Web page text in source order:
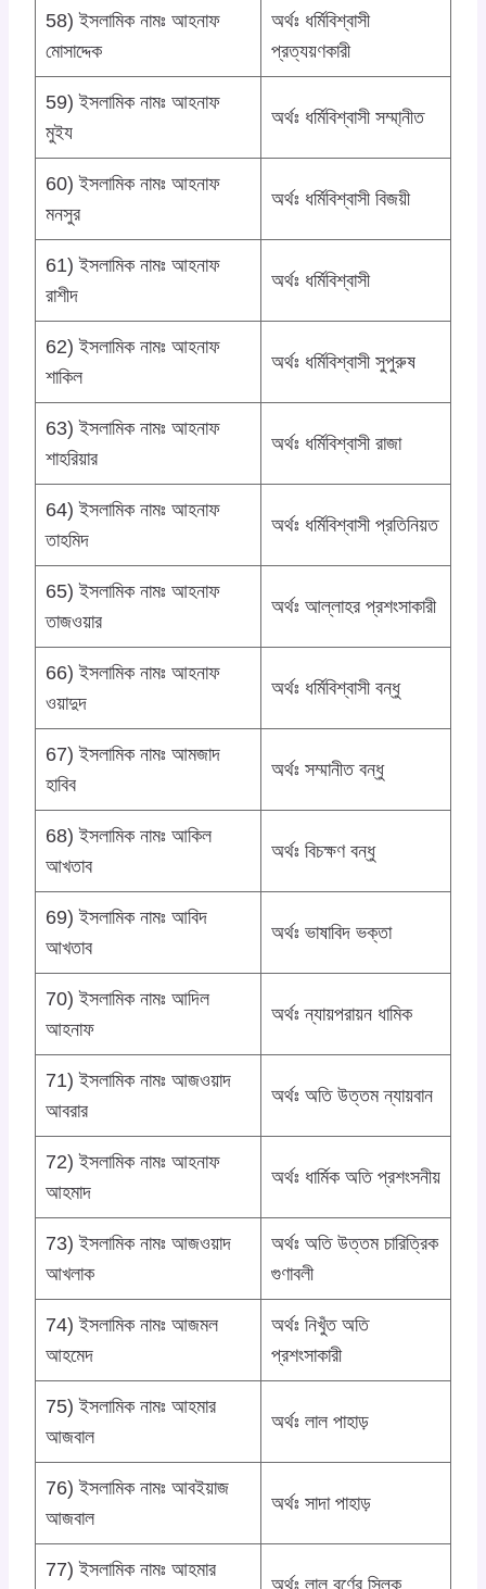
58) ইসলামিক নামঃ আহনাফ
মোসাদ্দেক
অর্থঃ ধর্মিবিশ্বাসী
প্রত্যয়ণকারী
59) ইসলামিক নামঃ আহনাফ
মুইয
অর্থঃ ধর্মিবিশ্বাসী সম্মা্নীত
60) ইসলামিক নামঃ আহনাফ
মনসুর
অর্থঃ ধর্মিবিশ্বাসী বিজয়ী
61) ইসলামিক নামঃ আহনাফ
রাশীদ
অর্থঃ ধর্মিবিশ্বাসী
62) ইসলামিক নামঃ আহনাফ
শাকিল
অর্থঃ ধর্মিবিশ্বাসী সুপুরুষ
63) ইসলামিক নামঃ আহনাফ
শাহরিয়ার
অর্থঃ ধর্মিবিশ্বাসী রাজা
64) ইসলামিক নামঃ আহনাফ
তাহমিদ
অর্থঃ ধর্মিবিশ্বাসী প্রতিনিয়ত
65) ইসলামিক নামঃ আহনাফ
তাজওয়ার
অর্থঃ আল্লাহর প্রশংসাকারী
66) ইসলামিক নামঃ আহনাফ
ওয়াদুদ
অর্থঃ ধর্মিবিশ্বাসী বন্ধু
67) ইসলামিক নামঃ আমজাদ
হাবিব
অর্থঃ সম্মানীত বন্ধু
68) ইসলামিক নামঃ আকিল
আখতাব
অর্থঃ বিচক্ষণ বন্ধু
69) ইসলামিক নামঃ আবিদ
আখতাব
অর্থঃ ভাষাবিদ ভক্তা
70) ইসলামিক নামঃ আদিল
আহনাফ
অর্থঃ ন্যায়পরায়ন ধামিক
71) ইসলামিক নামঃ আজওয়াদ
আবরার
অর্থঃ অতি উত্তম ন্যায়বান
72) ইসলামিক নামঃ আহনাফ
আহমাদ
অর্থঃ ধার্মিক অতি প্রশংসনীয়
73) ইসলামিক নামঃ আজওয়াদ
আখলাক
অর্থঃ অতি উত্তম চারিত্রিক
গুণাবলী
74) ইসলামিক নামঃ আজমল
আহমেদ
অর্থঃ নিখুঁত অতি
প্রশংসাকারী
75) ইসলামিক নামঃ আহমার
আজবাল
অর্থঃ লাল পাহাড়
76) ইসলামিক নামঃ আবইয়াজ
আজবাল
অর্থঃ সাদা পাহাড়
77) ইসলামিক নামঃ আহমার